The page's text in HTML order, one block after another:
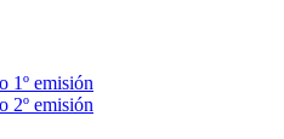
1º emisión
2º emisión